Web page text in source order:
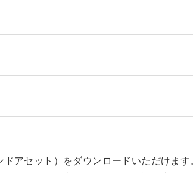
アセット）をダウンロードいただけま